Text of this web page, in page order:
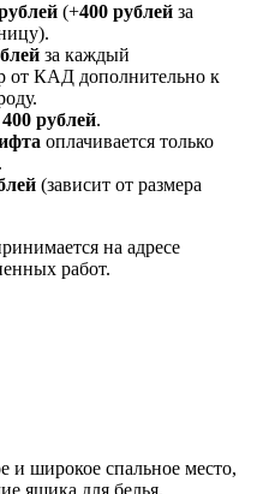
(+400 рублей за
за каждый
от КАД дополнительно к
400 рублей.
оплачивается только
(зависит от размера
на адресе
работ.
и широкое спальное место,